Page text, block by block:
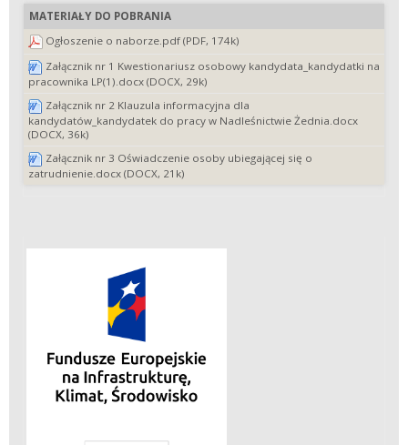
MATERIAŁY DO POBRANIA
Ogłoszenie o naborze.pdf (PDF, 174k)
Załącznik nr 1 Kwestionariusz osobowy kandydata_kandydatki na
pracownika LP(1).docx (DOCX, 29k)
Załącznik nr 2 Klauzula informacyjna dla
kandydatów_kandydatek do pracy w Nadleśnictwie Żednia.docx
(DOCX, 36k)
Załącznik nr 3 Oświadczenie osoby ubiegającej się o
zatrudnienie.docx (DOCX, 21k)